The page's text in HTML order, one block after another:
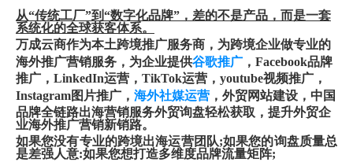
从“传统工厂”到“数字化品牌”，差的不是产品，而是一套
系统化的全球获客体系。
万成云商作为本土跨境推广服务商，为跨境企业做专业的
海外推广营销服务，为企业提供谷歌推广 ，Facebook品牌
推广，LinkedIn运营，TikTok运营，youtube视频推广，
Instagram图片推广， 海外社媒运营 ，外贸网站建设，中国
品牌全链路出海营销服务外贸询盘轻松获取，提升外贸企
业海外推广营销新销路。
如果您没有专业的跨境出海运营团队;如果您的询盘质量总
是差强人意:如果您想打造多维度品牌流量矩阵;